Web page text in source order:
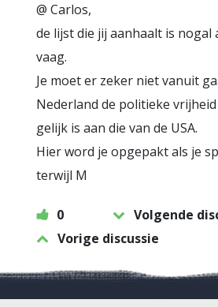
@ Carlos,
de lijst die jij aanhaalt is nogal
vaag.
Je moet er zeker niet vanuit
Nederland de politieke
gelijk is aan die van de USA.
Hier word je opgepakt als je
terwijl M
0
Volgende
Vorige discussie